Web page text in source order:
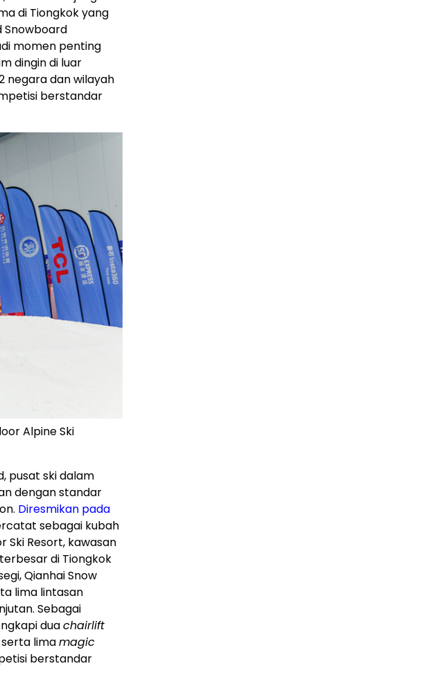
di Tiongkok yang
Snowboard
momen penting
dingin di luar
negara dan wilayah
berstandar
Alpine Ski
pusat ski dalam
dengan standar
Diresmikan pada
sebagai kubah
Ski Resort, kawasan
di Tiongkok
Qianhai Snow
lima lintasan
Sebagai
duachairlift
limamagic
berstandar